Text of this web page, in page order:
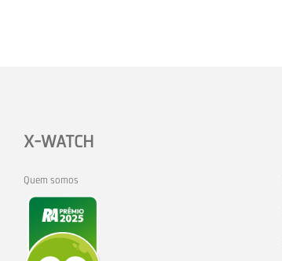
X-WATCH
Quem somos